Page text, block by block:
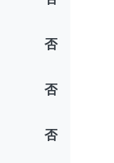
否
否
否